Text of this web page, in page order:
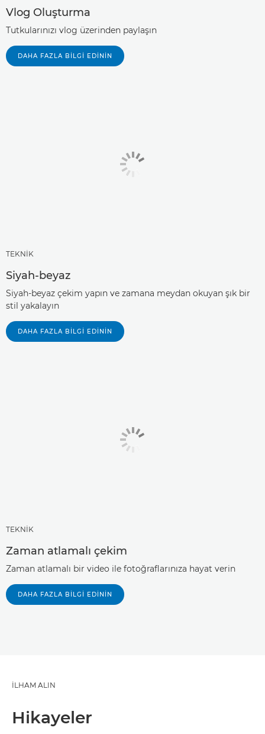
Vlog Oluşturma
Tutkularınızı vlog üzerinden paylaşın
DAHA FAZLA BILGI EDININ
TEKNİK
Siyah-beyaz
Siyah-beyaz çekim yapın ve zamana meydan okuyan şık bir
stil yakalayın
DAHA FAZLA BILGI EDININ
TEKNİK
Zaman atlamalı çekim
Zaman atlamalı bir video ile fotoğraflarınıza hayat verin
DAHA FAZLA BILGI EDININ
İLHAM ALIN
Hikayeler